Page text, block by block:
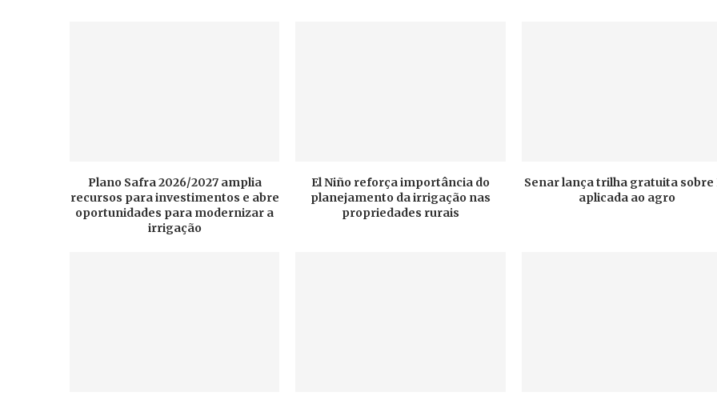
Plano Safra 2026/2027 amplia
recursos para investimentos e abre
oportunidades para modernizar a
irrigação
El Niño reforça importância do
planejamento da irrigação nas
propriedades rurais
Senar lança trilha gratuita sobre
aplicada ao agro